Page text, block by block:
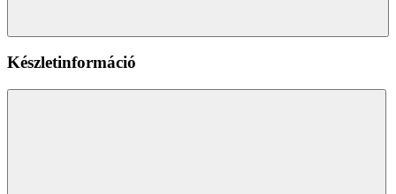
Készletinformáció